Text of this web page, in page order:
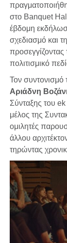
στο Banquet
έβδομη
σχεδιασμό και
προσεγγίζοντας
πολιτισμικό
Τον συντονισμό
Αριάδνη
Σύνταξης του
μέλος της
ομιλητές
άλλου
τηρώντας